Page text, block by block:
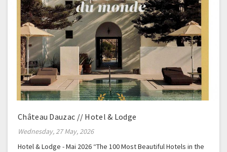
Château Dauzac // Hotel & Lodge
Wednesday, 27 May, 2026
Hotel & Lodge - Mai 2026 “The 100 Most Beautiful Hotels in the